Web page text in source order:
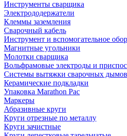
Инструменты сварщика
Электрододержатели
Клеммы заземления
Сварочный кабель
Инструмент и вспомогательное
Магнитные угольники
Молотки сварщика
Вольфрамовые электроды и
Системы вытяжки сварочных дымов
Керамические подкладки
Упаковка Marathon Pac
Маркеры
Абразивные круги
Круги отрезные по металлу
Круги зачистные